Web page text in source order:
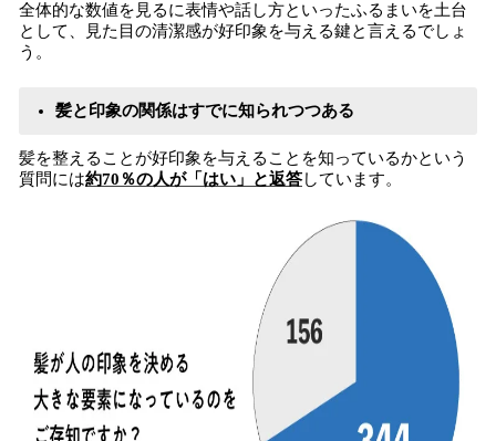
全体的な数値を見るに表情や話し方といったふるまいを土台
として、見た目の清潔感が好印象を与える鍵と言えるでしょ
う。
髪と印象の関係はすでに知られつつある
髪を整えることが好印象を与えることを知っているかという
質問には約70％の人が「はい」と返答しています。